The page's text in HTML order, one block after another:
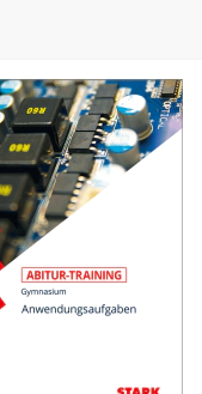
liegt nicht nur
bis zum
und